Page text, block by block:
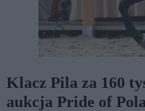
Klacz Pila za 160
aukcja Pride of